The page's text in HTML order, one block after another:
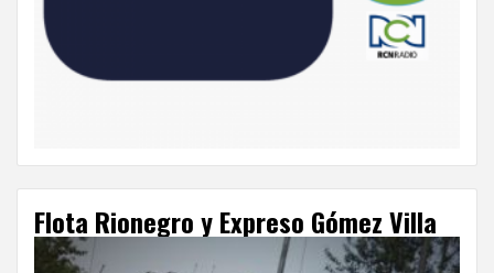
Flota Rionegro y Expreso Gómez Villa